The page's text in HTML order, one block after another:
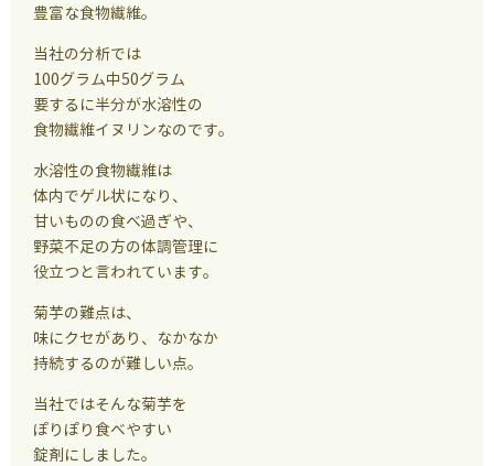
豊富な食物繊維。
当社の分析では
100グラム中50グラム
要するに半分が水溶性の
食物繊維イヌリンなのです。
水溶性の食物繊維は
体内でゲル状になり、
甘いものの食べ過ぎや、
野菜不足の方の体調管理に
役立つと言われています。
菊芋の難点は、
味にクセがあり、なかなか
持続するのが難しい点。
当社ではそんな菊芋を
ぽりぽり食べやすい
錠剤にしました。